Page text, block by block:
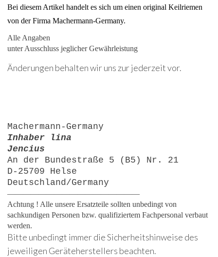
Bei diesem Artikel handelt es sich um einen original Keilriemen
von der Firma Machermann-Germany.
Alle Angaben
unter Ausschluss jeglicher Gewährleistung
Änderungen behalten wir uns zur jederzeit vor.
Machermann-Germany
Inhaber lina
Jencius
An der Bundestraße 5 (B5) Nr. 21
D-25709 Helse
Deutschland/Germany
—————————————————
Achtung ! Alle unsere Ersatzteile sollten unbedingt von
sachkundigen Personen bzw. qualifiziertem Fachpersonal verbaut
werden.
Bitte unbedingt immer die Sicherheitshinweise des
jeweiligen Geräteherstellers beachten.